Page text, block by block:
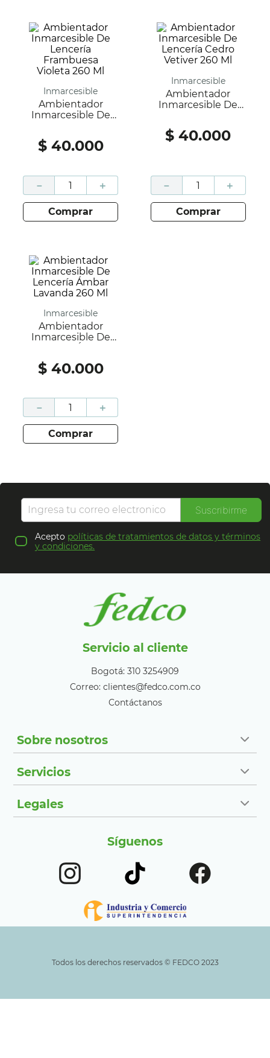
Inmarcesible
Ambientador
Inmarcesible De
Frambuesa Violeta
260 Ml
$ 40.000
＋
－
comprar
Inmarcesible
Ambientador
Inmarcesible De
Vetiver 260 Ml
$ 40.000
＋
－
comprar
Inmarcesible
Ambientador
Inmarcesible De
Lavanda 260 Ml
$ 40.000
＋
－
comprar
Suscribirme
Acepto políticas de tratamientos de datos y términos
y condiciones.
Servicio al cliente
Bogotá: 310 3254909
Correo: clientes@fedco.com.co
Contáctanos
Sobre nosotros
Servicios
Legales
Síguenos
Todos los derechos reservados ©️ FEDCO 2023